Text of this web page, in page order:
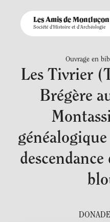
Les Amis de Montluçon
Société d'Histoire et d'Archéologie
Ouvrage en
Les Tivrier
Brégère